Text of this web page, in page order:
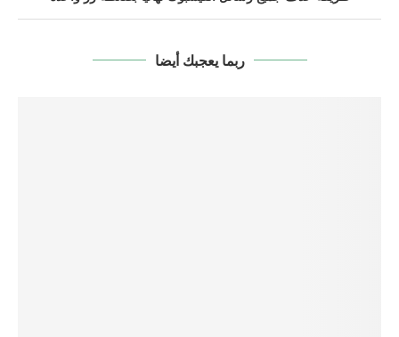
ربما يعجبك أيضا